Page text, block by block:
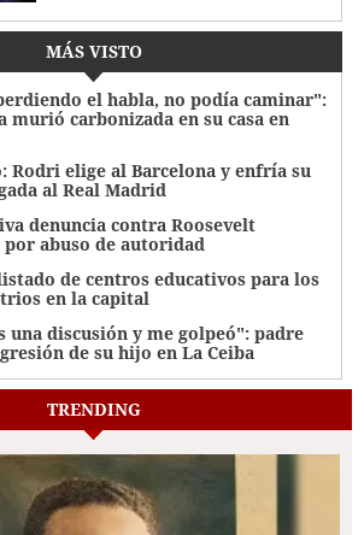
MÁS VISTO
el habla, no podía caminar":
murió carbonizada en su casa en
Rodri elige al Barcelona y enfría su
al Real Madrid
denuncia contra Roosevelt
por abuso de autoridad
de centros educativos para los
en la capital
una discusión y me golpeó": padre
de su hijo en La Ceiba
TRENDING